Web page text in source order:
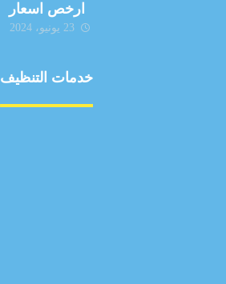
ارخص اسعار
23 يونيو، 2024
خدمات التنظيف